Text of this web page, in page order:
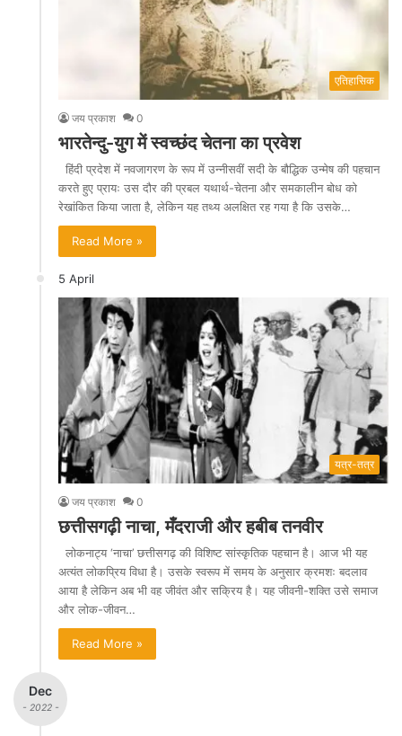
एतिहासिक
जय प्रकाश 0
भारतेन्दु-युग में स्वच्छंद चेतना का प्रवेश
हिंदी प्रदेश में नवजागरण के रूप में उन्नीसवीं सदी के बौद्धिक उन्मेष की पहचान
करते हुए प्रायः उस दौर की प्रबल यथार्थ-चेतना और समकालीन बोध को
रेखांकित किया जाता है, लेकिन यह तथ्य अलक्षित रह गया है कि उसके…
Read More »
5 April
यत्र-तत्र
जय प्रकाश 0
छत्तीसगढ़ी नाचा, मँदराजी और हबीब तनवीर
लोकनाट्य ‘नाचा’ छत्तीसगढ़ की विशिष्ट सांस्कृतिक पहचान है। आज भी यह
अत्यंत लोकप्रिय विधा है। उसके स्वरूप में समय के अनुसार क्रमशः बदलाव
आया है लेकिन अब भी वह जीवंत और सक्रिय है। यह जीवनी-शक्ति उसे समाज
और लोक-जीवन…
Read More »
Dec
- 2022 -